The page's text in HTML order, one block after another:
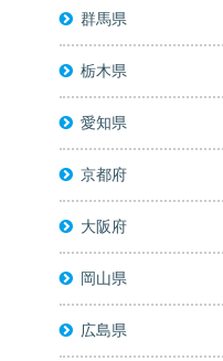
群馬県
栃木県
愛知県
京都府
大阪府
岡山県
広島県